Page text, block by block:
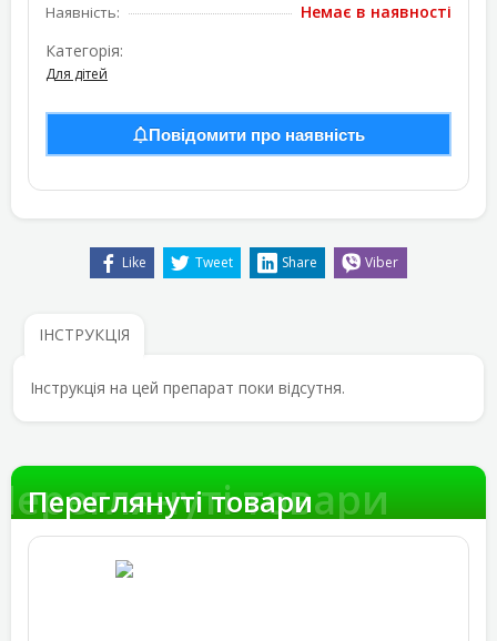
Наявність:
Немає в наявності
Категорія:
Для дітей
Повідомити про наявність
Like Tweet Share Viber
ІНСТРУКЦІЯ
Інструкція на цей препарат поки відсутня.
товари
Переглянуті товари